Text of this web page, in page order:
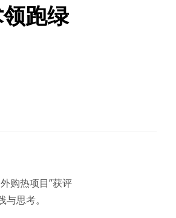
跑绿
购热项目”获评
思考。